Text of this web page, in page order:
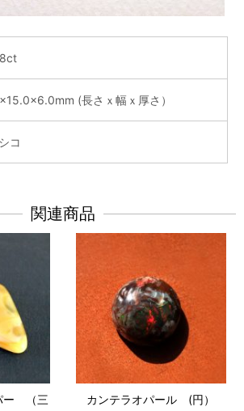
(長さｘ幅ｘ厚さ）
コ
関連商品
ー （三
カンテラオパール (円）